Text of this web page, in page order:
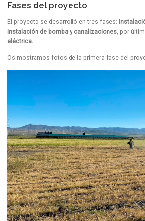
Fases del proyecto
El proyecto se desarrolló en tres fases:
instalación de bomba y canalizaciones, por
eléctrica.
Os mostramos fotos de la primera fase del